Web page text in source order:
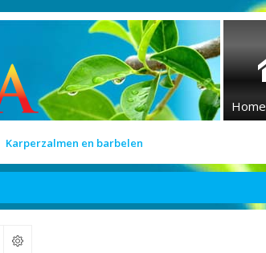
Home
Karperzalmen en barbelen
Zoek